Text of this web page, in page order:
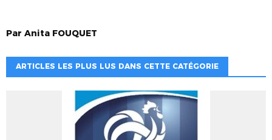
Par Anita FOUQUET
ARTICLES LES PLUS LUS DANS CETTE CATÉGORIE